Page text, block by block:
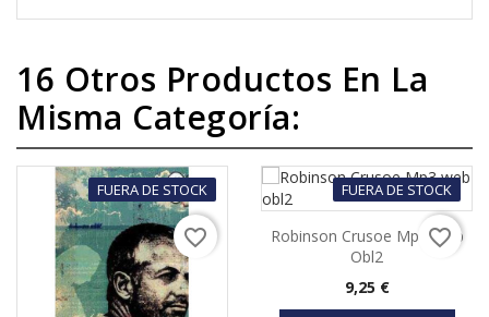
16 Otros Productos En La
Misma Categoría:
FUERA DE STOCK
favorite_border
FUERA DE STOCK
Robinson Crusoe Mp3 Web
Obl2
Precio
9,25 €
favorite_border